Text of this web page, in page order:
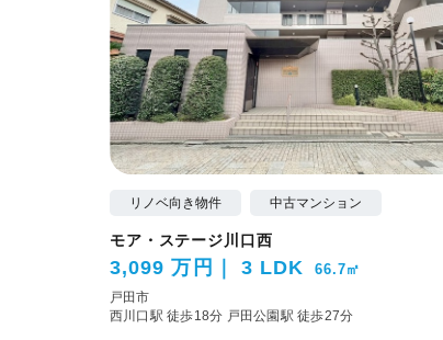
リノベ向き物件 中古マンション
モア・ステージ川口西
3,099 万円 3 LDK 66.7㎡
戸田市
西川口駅 徒歩18分 戸田公園駅 徒歩27分